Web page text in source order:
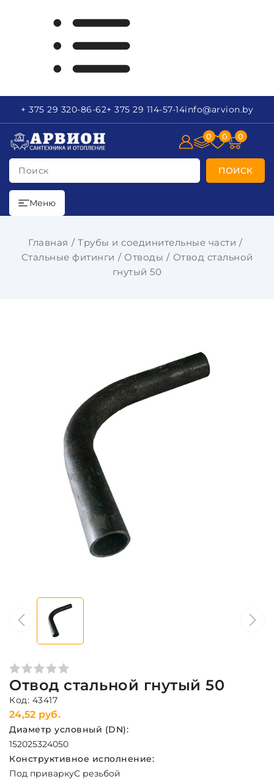
+ 375 29 320-86-62+ 375 29 114-57-14info@arvion.by
Поиск ПОИСК
0 0 0
Меню
Главная
Трубы и соединительные части
Стальные фитинги
Отводы
Отвод стальной
гнутый 50
Отвод стальной гнутый 50
Код: 43417
24,52 руб.
Диаметр условный (DN):
152025324050
Конструктивное исполнение:
Под приваркуС резьбой